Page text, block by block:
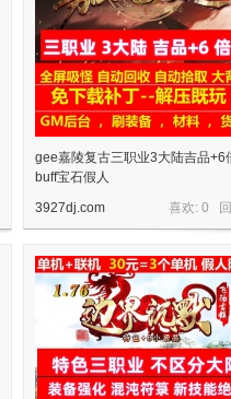
gee嘉陵复古三职业3大陆吉品+6
buff宝石假人
喜欢: 0
3927dj.com